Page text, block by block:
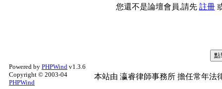
您還不是論壇會員,請先 註冊
Powered by PHPWind v1.3.6
Copyright © 2003-04
PHPWind
本站由 瀛睿律師事務所 擔任常年法